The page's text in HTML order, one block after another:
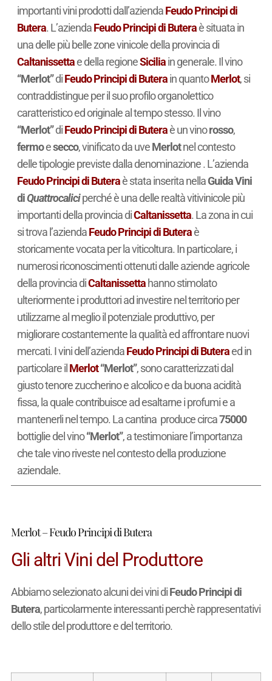
importanti vini prodotti dall’aziendaFeudo Principi di
Butera. L’aziendaFeudo Principi di Buteraè situata in
una delle più belle zone vinicole della provincia di
Caltanissettae della regioneSiciliain generale. Il vino
“Merlot”diFeudo Principi di Buterain quantoMerlot, si
contraddistingue per il suo profilo organolettico
caratteristico ed originale al tempo stesso. Il vino
“Merlot”diFeudo Principi di Buteraè un vinorosso,
fermoesecco, vinificato da uveMerlotnel contesto
delle tipologie previste dalla denominazione . L’azienda
Feudo Principi di Buteraè stata inserita nellaGuida Vini
diQuattrocaliciperché è una delle realtà vitivinicole più
importanti della provincia diCaltanissetta. La zona in cui
si trova l’aziendaFeudo Principi di Buteraè
storicamente vocata per la viticoltura. In particolare, i
numerosi riconoscimenti ottenuti dalle aziende agricole
della provincia diCaltanissettahanno stimolato
ulteriormente i produttori ad investire nel territorio per
utilizzarne al meglio il potenziale produttivo, per
migliorare costantemente la qualità ed affrontare nuovi
mercati. I vini dell’aziendaFeudo Principi di Buteraed in
particolare il Merlot“Merlot”, sono caratterizzati dal
giusto tenore zuccherino e alcolico e da buona acidità
fissa, la quale contribuisce ad esaltarne i profumi e a
mantenerli nel tempo. La cantina produce circa75000
bottiglie del vino“Merlot”, a testimoniare l’importanza
che tale vino riveste nel contesto della produzione
aziendale.
Merlot – Feudo Principi di Butera
Gli altri Vini del Produttore
Abbiamo selezionato alcuni dei vini diFeudo Principi di
Butera, particolarmente interessanti perchè rappresentativi
dello stile del produttore e del territorio.